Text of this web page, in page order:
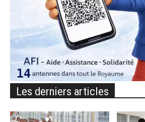
Les derniers articles